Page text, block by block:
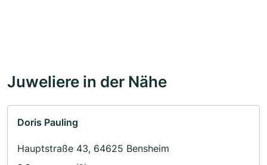
Juweliere in der Nähe
Doris Pauling
Hauptstraße 43, 64625 Bensheim